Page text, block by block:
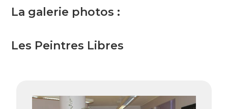
La galerie photos :
Les Peintres Libres